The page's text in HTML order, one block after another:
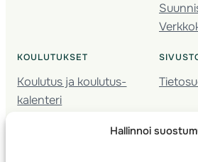
Hallinnoi
KOULUTUKSET
Koulutus ja koulutus­
kalenteri
Seura­kehittäminen